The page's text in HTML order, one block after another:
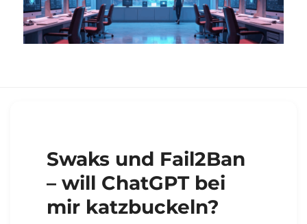
Swaks und Fail2Ban
– will ChatGPT bei
mir katzbuckeln?